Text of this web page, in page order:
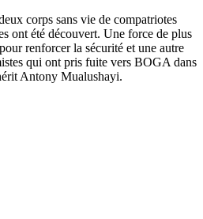
corps sans vie de compatriotes
ont été découvert. Une force de plus
renforcer la sécurité et une autre
qui ont pris fuite vers BOGA dans
Antony Mualushayi.